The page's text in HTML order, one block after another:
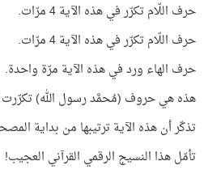
حرف اللّام تكرّر في هذه الآية 4 مرّات.
حرف اللّام تكرّر في هذه الآية 4 مرّات.
حرف الهاء ورد في هذه الآية مرّة واحدة.
هذه هي حروف (مُحمَّد رسول الله) تكرّرت
تذكّر أن هذه الآية ترتيبها من بداية
تأمّل هذا النسيج الرقمي القرآني العجيب!